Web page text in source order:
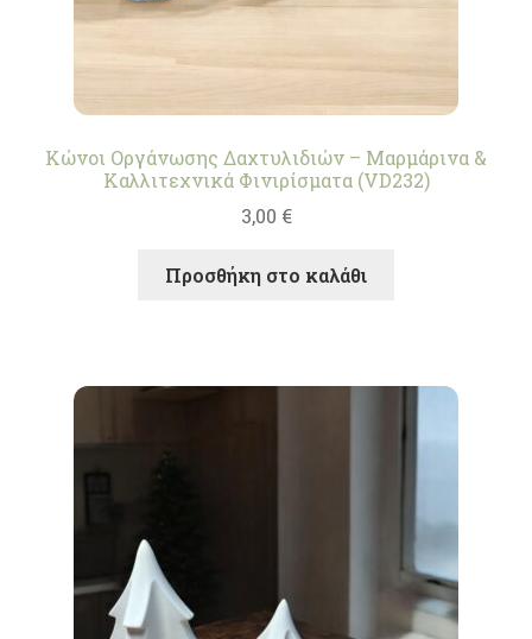
Κώνοι Οργάνωσης Δαχτυλιδιών – Μαρμάρινα &
Καλλιτεχνικά Φινιρίσματα (VD232)
3,00 €
Προσθήκη στο καλάθι